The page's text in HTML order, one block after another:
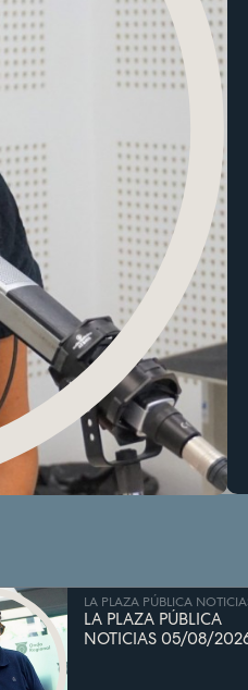
LA PLAZA PÚBLICA
LA PLAZA PÚBLICA
NOTICIAS 05/08/